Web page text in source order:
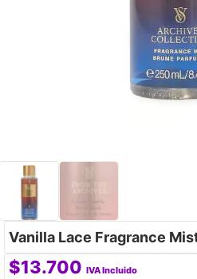
Vanilla Lace Fragrance
$13.700 IVA Incluido